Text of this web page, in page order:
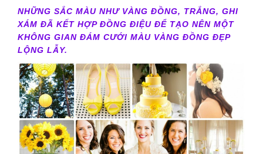
NHỮNG SẮC MÀU NHƯ VÀNG ĐỒNG, TRẮNG, GHI
XÁM ĐÃ KẾT HỢP ĐỒNG ĐIỆU ĐỂ TẠO NÊN MỘT
KHÔNG GIAN ĐÁM CƯỚI MÀU VÀNG ĐỒNG ĐẸP
LỘNG LẪY.